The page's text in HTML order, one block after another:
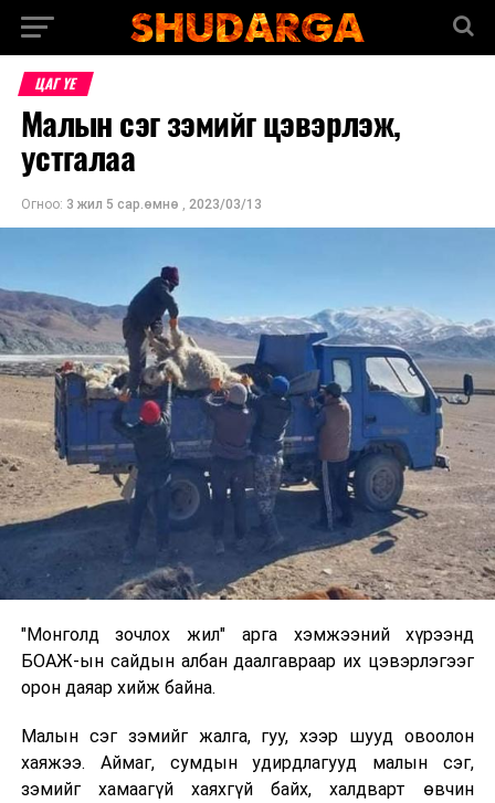
ЦАГ ҮЕ
Малын сэг зэмийг цэвэрлэж,
устгалаа
Огноо: 3 жил 5 сар.өмнө , 2023/03/13
"Монголд зочлох жил" арга хэмжээний хүрээнд
БОАЖ-ын сайдын албан даалгавраар их цэвэрлэгээг
орон даяар хийж байна.
Малын сэг зэмийг жалга, гуу, хээр шууд овоолон
хаяжээ. Аймаг, сумдын удирдлагууд малын сэг,
зэмийг хамаагүй хаяхгүй байх, халдварт өвчин